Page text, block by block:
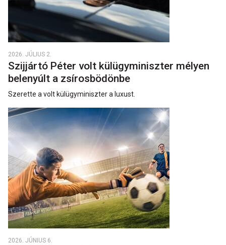
2026. JÚLIUS 2.
Szijjártó Péter volt külügyminiszter mélyen
belenyúlt a zsírosbödönbe
Szerette a volt külügyminiszter a luxust.
2026. JÚNIUS 6.